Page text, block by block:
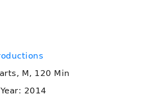
M, 120 Min
2014